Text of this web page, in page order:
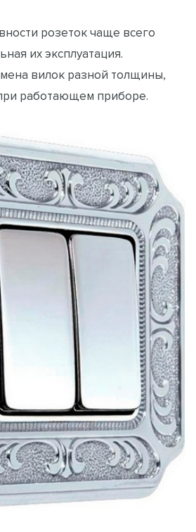
розеток чаще всего
их эксплуатация.
вилок разной толщины,
работающем приборе.